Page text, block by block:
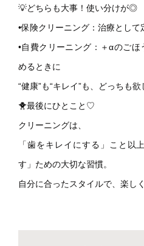
💡どちらも大事！使い分けが◎
•保険クリーニング：治療として
•自費クリーニング：＋αのご
めるときに
“健康”も“キレイ”も、どっちも
🐥最後にひとこと♡
クリーニングは、
「歯をキレイにする」こと以
す」ための大切な習慣。
自分に合ったスタイルで、楽し